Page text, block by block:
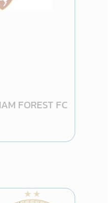
FOREST FC